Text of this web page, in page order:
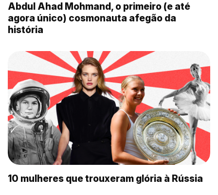
Abdul Ahad Mohmand, o primeiro (e até
agora único) cosmonauta afegão da
história
10 mulheres que trouxeram glória à Rússia